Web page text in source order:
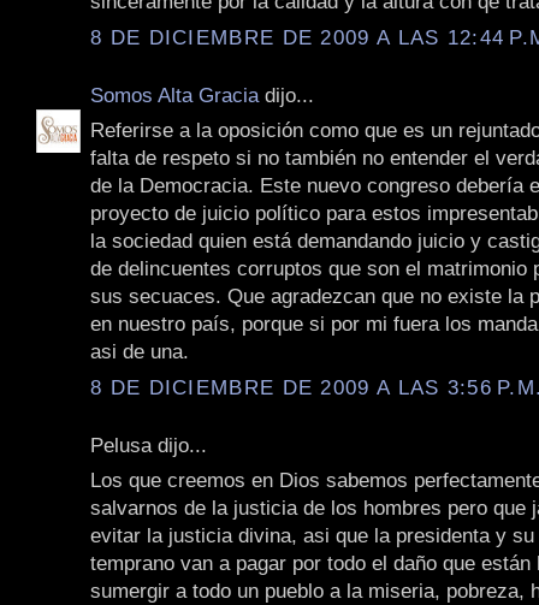
8 DE DICIEMBRE DE 2009 A LAS 12:44
Somos Alta Gracia dijo...
Referirse a la oposición como que es un
falta de respeto si no también no entender el
de la Democracia. Este nuevo congreso debería
proyecto de juicio político para estos
la sociedad quien está demandando juicio y
de delincuentes corruptos que son el matrimonio
sus secuaces. Que agradezcan que no existe la
en nuestro país, porque si por mi fuera los
asi de una.
8 DE DICIEMBRE DE 2009 A LAS 3:56
Pelusa dijo...
Los que creemos en Dios sabemos
salvarnos de la justicia de los hombres pero que
evitar la justicia divina, asi que la presidenta y
temprano van a pagar por todo el daño que están
sumergir a todo un pueblo a la miseria, pobreza,